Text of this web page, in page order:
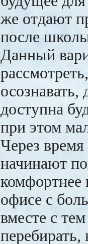
же отдают
после
Данный
осознавать,
доступна
при этом
Через
начинают
комфортнее
офисе с
вместе с